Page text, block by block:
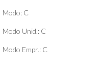
Modo: C
Modo Unid.: C
Modo Empr.: C